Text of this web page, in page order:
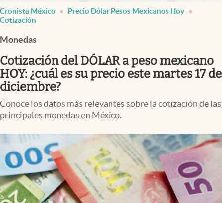
USA
Opinión
Brand Strategy
Pc y celular
Vida y estilo
Tv
Clima
Espiritualidad
Mediakit
abre en nueva pestaña
México
Cronista México
Precio Dólar Pesos Mexicanos Hoy
Cotización
Monedas
Cotización del DÓLAR a peso mexicano
HOY: ¿cuál es su precio este martes 17 de
diciembre?
Conoce los datos más relevantes sobre la cotización de las
principales monedas en México.